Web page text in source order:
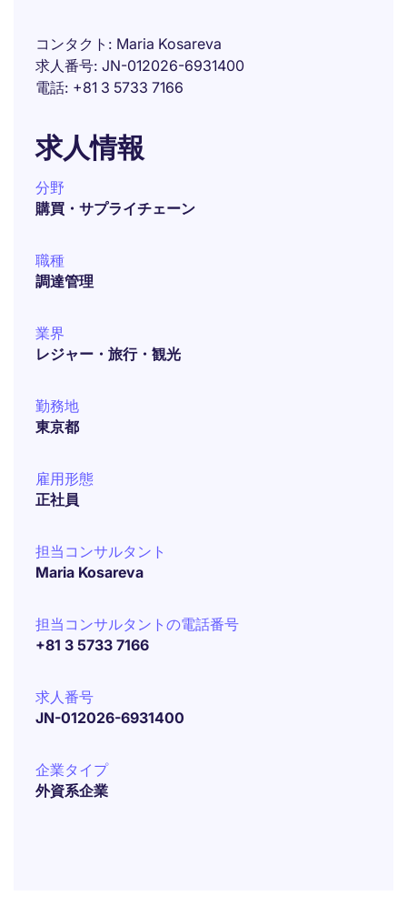
コンタクト
Maria Kosareva
求人番号 JN-012026-6931400
電話 +81 3 5733 7166
求人情報
分野
購買・サプライチェーン
職種
調達管理
業界
レジャー・旅行・観光
勤務地
東京都
雇用形態
正社員
担当コンサルタント
Maria Kosareva
担当コンサルタントの電話番号
+81 3 5733 7166
求人番号
JN-012026-6931400
企業タイプ
外資系企業